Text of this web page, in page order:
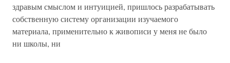
здравым смыслом и интуицией, пришлось разрабатывать
собственную систему организации изучаемого
материала, применительно к живописи у меня не было
ни школы, ни